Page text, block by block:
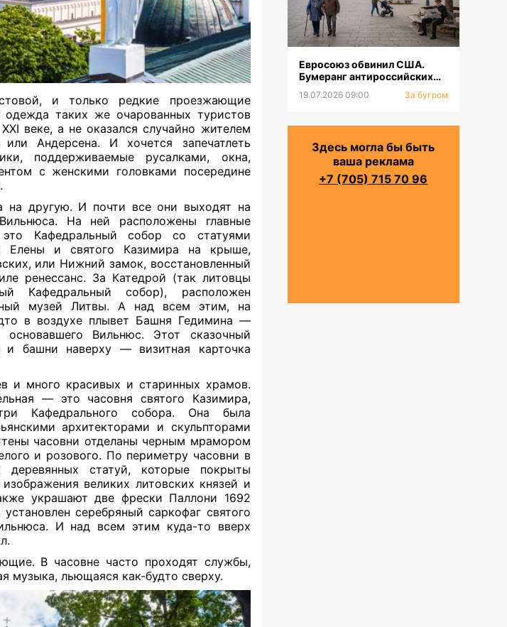
и только редкие проезжающие
таких же очарованных туристов
веке, а не оказался случайно жителем
Андерсена. И хочется запечатлеть
поддерживаемые русалками, окна,
с женскими головками посередине
на другую. И почти все они выходят на
На ней расположены главные
Кафедральный собор со статуями
Елены и святого Казимира на крыше,
или Нижний замок, восстановленный
ренессанс. За Катедрой (так литовцы
Кафедральный собор), расположен
музей Литвы. А над всем этим, на
в воздухе плывет Башня Гедимина —
основавшего Вильнюс. Этот сказочный
башни наверху — визитная карточка
и много красивых и старинных храмов.
— это часовня святого Казимира,
Кафедрального собора. Она была
архитекторами и скульпторами
часовни отделаны черным мрамором
и розового. По периметру часовни в
деревянных статуй, которые покрыты
великих литовских князей и
украшают две фрески Паллони 1692
серебряный саркофаг святого
И над всем этим куда-то вверх
В часовне часто проходят службы,
музыка, льющаяся как-будто сверху.
Евросоюз обвинил США.
Бумеранг антироссийских
сокращаться
19.07.2026 09:00 За бугром
Здесь могла бы быть
ваша реклама
+7 (705) 715 70 96